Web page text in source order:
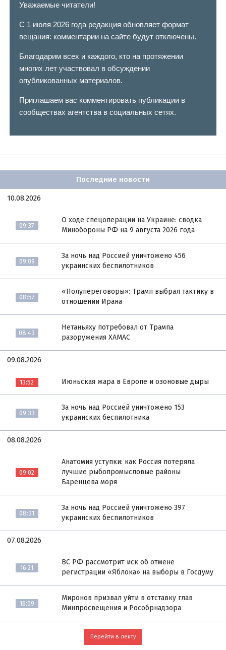
Уважаемые читатели!
С 1 июля 2026 года редакция обновляет формат
вещания: комментарии на сайте будут отключены.
Благодарим всех и каждого, кто на протяжении
многих лет участвовал в обсуждении
опубликованных материалов.
Приглашаем вас комментировать публикации в
сообществах агентства в социальных сетях.
Последние новости
10.08.2026
09:37
О ходе спецоперации на Украине: сводка
Минобороны РФ на 9 августа 2026 года
09:09
За ночь над Россией уничтожено 456
украинских беспилотников
08:57
«Полупереговоры»: Трамп выбрал тактику в
отношении Ирана
08:43
Нетаньяху потребовал от Трампа
разоружения ХАМАС
09.08.2026
13:52 Июньская жара в Европе и озоновые дыры
09:33
За ночь над Россией уничтожено 153
украинских беспилотника
08.08.2026
09:02
Анатомия уступки: как Россия потеряла
лучшие рыбопромысловые районы
Баренцева моря
08:31
За ночь над Россией уничтожено 397
украинских беспилотников
07.08.2026
16:21
ВС РФ рассмотрит иск об отмене
регистрации «Яблока» на выборы в Госдуму
16:09
Миронов призвал уйти в отставку глав
Минпросвещения и Рособрнадзора
Перейти в ленту